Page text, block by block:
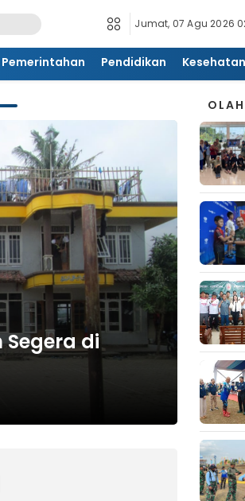
Jumat, 07 Agu 2026
Pemerintahan Pendidikan Kesehatan
di